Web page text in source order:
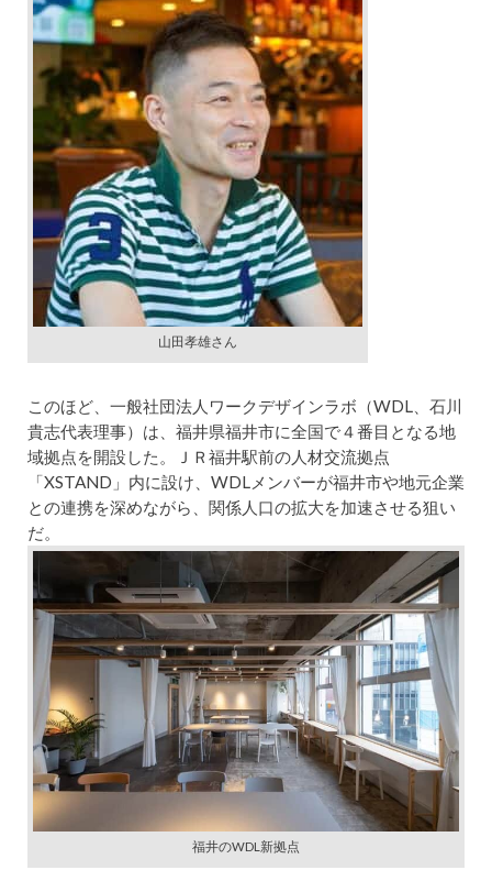
山田孝雄さん
このほど、一般社団法人ワークデザインラボ（WDL、石川
貴志代表理事）は、福井県福井市に全国で４番目となる地
域拠点を開設した。ＪＲ福井駅前の人材交流拠点
「XSTAND」内に設け、WDLメンバーが福井市や地元企業
との連携を深めながら、関係人口の拡大を加速させる狙い
だ。
福井のWDL新拠点